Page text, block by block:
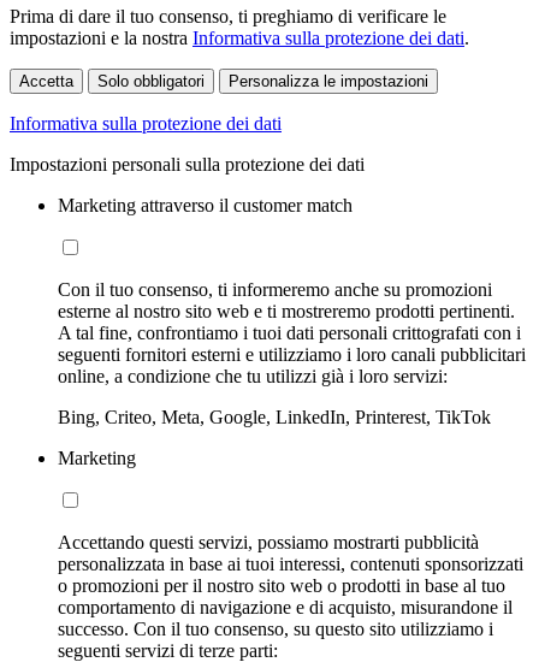
Prima di dare il tuo consenso, ti preghiamo di verificare le
impostazioni e la nostra Informativa sulla protezione dei dati.
Accetta Solo obbligatori Personalizza le impostazioni
Informativa sulla protezione dei dati
Impostazioni personali sulla protezione dei dati
Marketing attraverso il customer match
Con il tuo consenso, ti informeremo anche su promozioni
esterne al nostro sito web e ti mostreremo prodotti pertinenti.
A tal fine, confrontiamo i tuoi dati personali crittografati con i
seguenti fornitori esterni e utilizziamo i loro canali pubblicitari
online, a condizione che tu utilizzi già i loro servizi:
Bing, Criteo, Meta, Google, LinkedIn, Printerest, TikTok
Marketing
Accettando questi servizi, possiamo mostrarti pubblicità
personalizzata in base ai tuoi interessi, contenuti sponsorizzati
o promozioni per il nostro sito web o prodotti in base al tuo
comportamento di navigazione e di acquisto, misurandone il
successo. Con il tuo consenso, su questo sito utilizziamo i
seguenti servizi di terze parti: